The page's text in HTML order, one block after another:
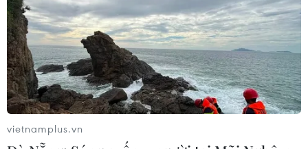
Phái đoàn Iran đến Saudi Arabia chuẩn bị
mở cửa trở lại đại sứ quán
12/04/2023 11:05
vietnamplus.vn